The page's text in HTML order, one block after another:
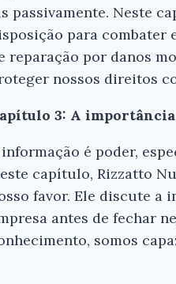
passivamente. Neste
para combater
reparação por danos
nossos direitos
3: A
informação é poder,
capítulo, Rizzatto
favor. Ele discute a
antes de fechar
somos